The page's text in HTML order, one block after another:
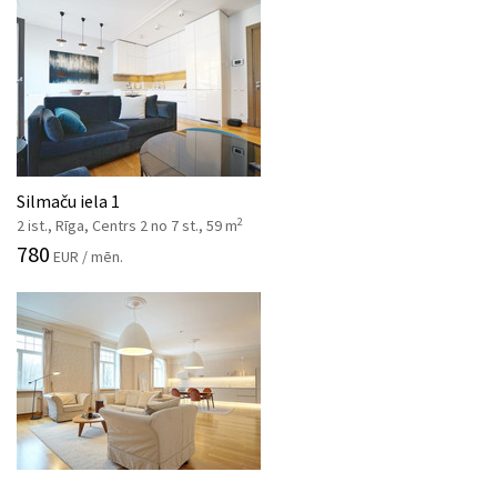
Silmaču iela 1
2 ist., Rīga, Centrs 2 no 7 st., 59 m2
780 EUR / mēn.